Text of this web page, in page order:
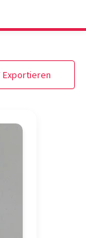
Exportieren